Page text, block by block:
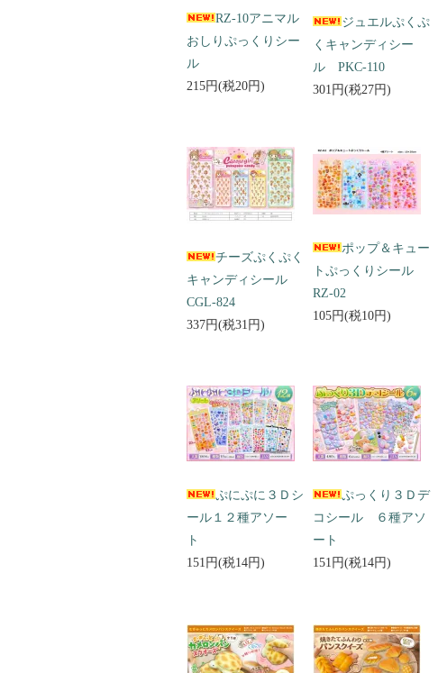
RZ-10アニマル
おしりぷっくりシー
ル
215円(税20円)
ジュエルぷくぷ
くキャンディシー
ル PKC-110
301円(税27円)
チーズぷくぷく
キャンディシール
CGL-824
337円(税31円)
ポップ＆キュー
トぷっくりシール
RZ-02
105円(税10円)
ぷにぷに３Ｄシ
ール１２種アソー
ト
151円(税14円)
ぷっくり３Ｄデ
コシール ６種アソ
ート
151円(税14円)